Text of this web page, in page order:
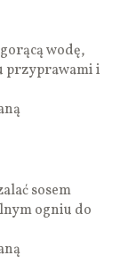
wodę,
przyprawami i
sosem
ogniu do